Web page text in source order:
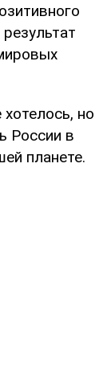
но
России в
планете.